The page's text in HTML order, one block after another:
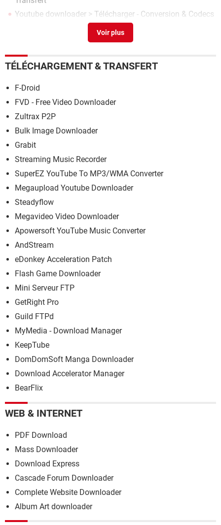
Youtube downloader > Télécharger - Conversion & Codecs
Freemake video downloader
> Télécharger -
Téléchargement & Transfert
By click downloader ne fonctionne plus
Enregistrement / Traitement audio
TÉLÉCHARGEMENT & TRANSFERT
F-Droid
FVD - Free Video Downloader
Zultrax P2P
Bulk Image Downloader
Grabit
Streaming Music Recorder
SuperEZ YouTube To MP3/WMA Converter
Megaupload Youtube Downloader
Steadyflow
Megavideo Video Downloader
Apowersoft YouTube Music Converter
AndStream
eDonkey Acceleration Patch
Flash Game Downloader
Mini Serveur FTP
GetRight Pro
Guild FTPd
MyMedia - Download Manager
KeepTube
DomDomSoft Manga Downloader
Download Accelerator Manager
BearFlix
WEB & INTERNET
PDF Download
Mass Downloader
Download Express
Cascade Forum Downloader
Complete Website Downloader
Album Art downloader